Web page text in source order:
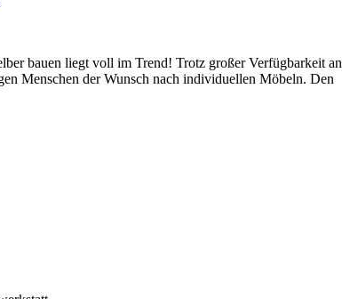
bauen liegt voll im Trend! Trotz großer Verfügbarkeit an
Menschen der Wunsch nach individuellen Möbeln. Den